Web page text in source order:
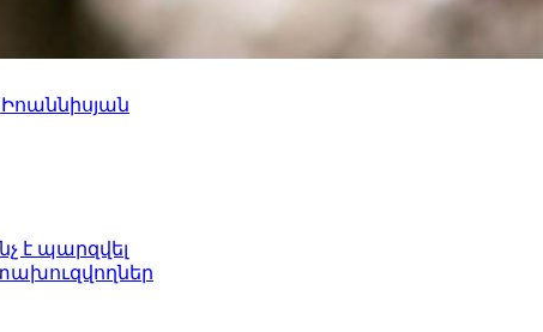
է պարզվել